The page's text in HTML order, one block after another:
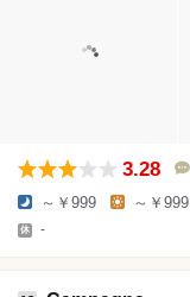
3.28
～￥999 ～￥999
-